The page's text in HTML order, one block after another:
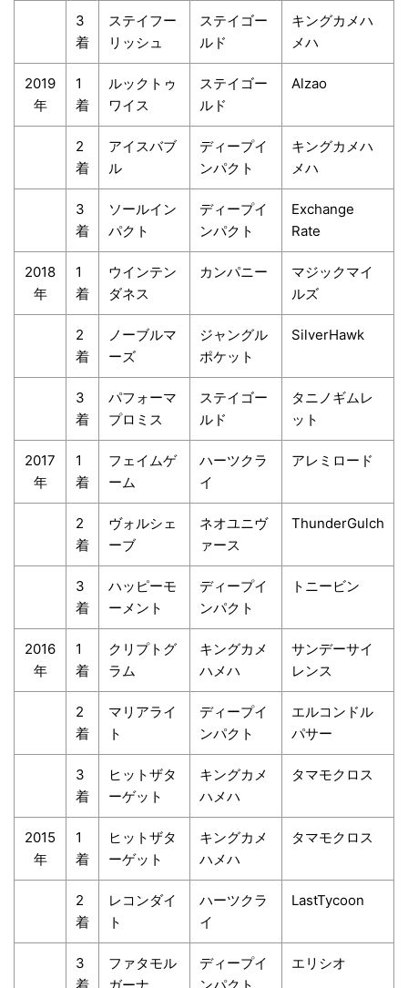
3
着
ステイフー
リッシュ
ステイゴー
ルド
キングカメハ
メハ
2019
年
1
着
ルックトゥ
ワイス
ステイゴー
ルド
Alzao
2
着
アイスバブ
ル
ディープイ
ンパクト
キングカメハ
メハ
3
着
ソールイン
パクト
ディープイ
ンパクト
Exchange
Rate
2018
年
1
着
ウインテン
ダネス
カンパニー
マジックマイ
ルズ
2
着
ノーブルマ
ーズ
ジャングル
ポケット
SilverHawk
3
着
パフォーマ
プロミス
ステイゴー
ルド
タニノギムレ
ット
2017
年
1
着
フェイムゲ
ーム
ハーツクラ
イ
アレミロード
2
着
ヴォルシェ
ーブ
ネオユニヴ
ァース
ThunderGulch
3
着
ハッピーモ
ーメント
ディープイ
ンパクト
トニービン
2016
年
1
着
クリプトグ
ラム
キングカメ
ハメハ
サンデーサイ
レンス
2
着
マリアライ
ト
ディープイ
ンパクト
エルコンドル
パサー
3
着
ヒットザタ
ーゲット
キングカメ
ハメハ
タマモクロス
2015
年
1
着
ヒットザタ
ーゲット
キングカメ
ハメハ
タマモクロス
2
着
レコンダイ
ト
ハーツクラ
イ
LastTycoon
3
着
ファタモル
ガーナ
ディープイ
ンパクト
エリシオ